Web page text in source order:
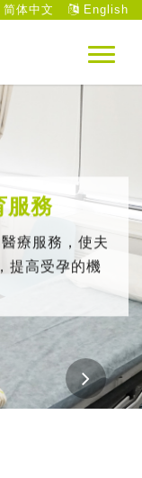
简体中文 English
服務
療服務，使夫
提高受孕的機